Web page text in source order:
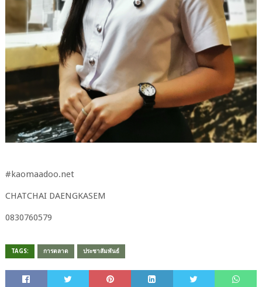
#​kaomaadoo.net
CHATCHAI​ DAENGKASEM
0830760579​
TAGS: การตลาด ประชาสัมพันธ์